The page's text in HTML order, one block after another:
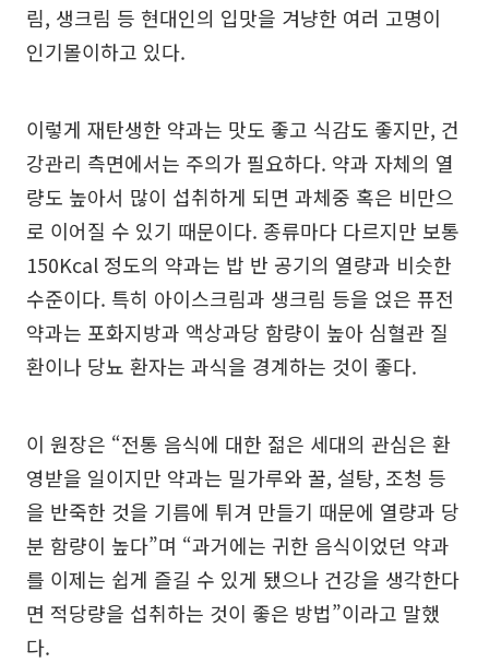
림, 생크림 등 현대인의 입맛을 겨냥한 여러 고명이
인기몰이하고 있다.
이렇게 재탄생한 약과는 맛도 좋고 식감도 좋지만, 건
강관리 측면에서는 주의가 필요하다. 약과 자체의 열
량도 높아서 많이 섭취하게 되면 과체중 혹은 비만으
로 이어질 수 있기 때문이다. 종류마다 다르지만 보통
150Kcal 정도의 약과는 밥 반 공기의 열량과 비슷한
수준이다. 특히 아이스크림과 생크림 등을 얹은 퓨전
약과는 포화지방과 액상과당 함량이 높아 심혈관 질
환이나 당뇨 환자는 과식을 경계하는 것이 좋다.
이 원장은 “전통 음식에 대한 젊은 세대의 관심은 환
영받을 일이지만 약과는 밀가루와 꿀, 설탕, 조청 등
을 반죽한 것을 기름에 튀겨 만들기 때문에 열량과 당
분 함량이 높다”며 “과거에는 귀한 음식이었던 약과
를 이제는 쉽게 즐길 수 있게 됐으나 건강을 생각한다
면 적당량을 섭취하는 것이 좋은 방법”이라고 말했
다.